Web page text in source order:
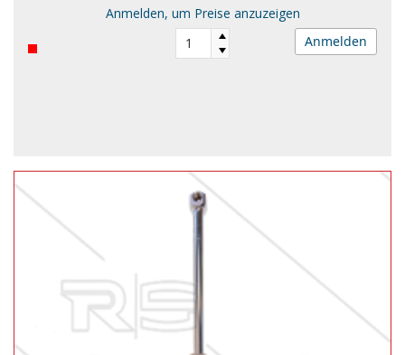
Anmelden, um Preise anzuzeigen
Anmelden